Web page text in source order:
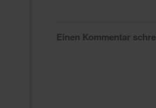
Einen Kommentar